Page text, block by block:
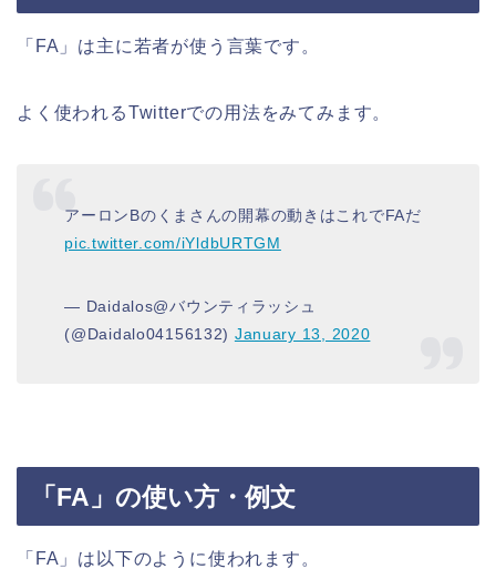
「FA」は主に若者が使う言葉です。
よく使われるTwitterでの用法をみてみます。
アーロンBのくまさんの開幕の動きはこれでFAだ
pic.twitter.com/iYldbURTGM
— Daidalos@バウンティラッシュ
(@Daidalo04156132) January 13, 2020
「FA」の使い方・例文
「FA」は以下のように使われます。